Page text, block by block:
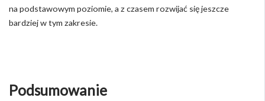
na podstawowym poziomie, a z czasem rozwijać się jeszcze
bardziej w tym zakresie.
Podsumowanie